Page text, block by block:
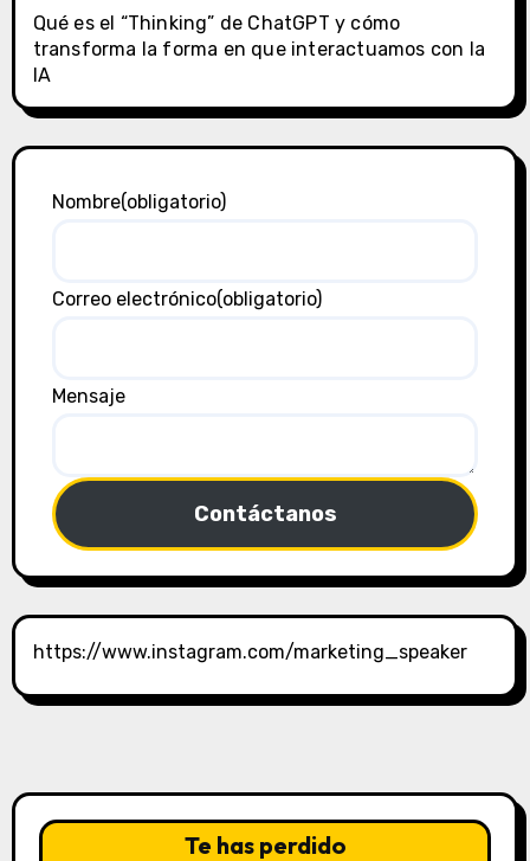
Qué es el “Thinking” de ChatGPT y cómo
transforma la forma en que interactuamos con la
IA
Nombre(obligatorio)
Correo electrónico(obligatorio)
Mensaje
Contáctanos
https://www.instagram.com/marketing_speaker
Te has perdido